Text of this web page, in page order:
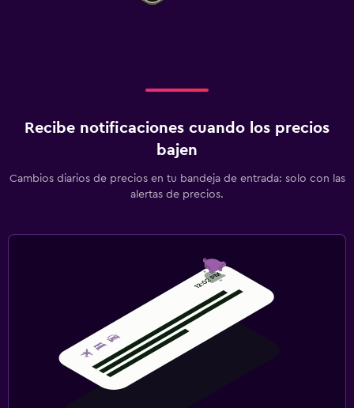
Escritorio
Gimnasio
Recibe notificaciones cuando los precios
bajen
Cambios diarios de precios en tu bandeja de entrada: solo con las
alertas de precios.